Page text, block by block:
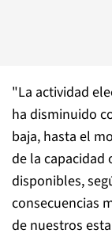
"La actividad
ha disminuido
baja, hasta el
de la capacidad
disponibles,
consecuencias
de nuestros